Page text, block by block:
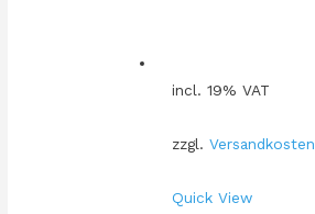
incl. 19% VAT
zzgl. Versandkosten
Quick View